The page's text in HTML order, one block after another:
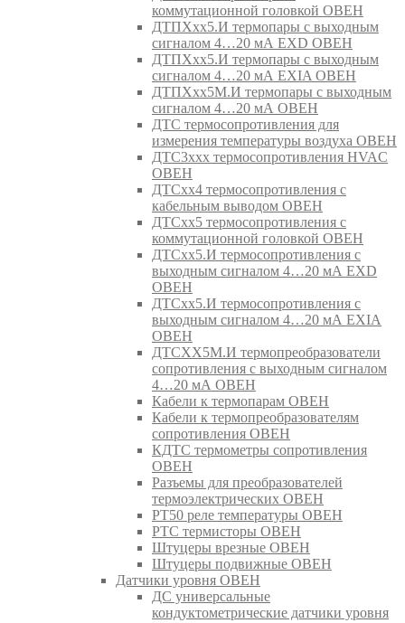
коммутационной головкой ОВЕН
ДТПХхх5.И термопары с выходным
сигналом 4…20 мА EXD ОВЕН
ДТПХхх5.И термопары с выходным
сигналом 4…20 мА EXIA ОВЕН
ДТПХхх5М.И термопары с выходным
сигналом 4…20 мА ОВЕН
ДТС термосопротивления для
измерения температуры воздуха ОВЕН
ДТС3ххх термосопротивления HVAC
ОВЕН
ДТСхх4 термосопротивления с
кабельным выводом ОВЕН
ДТСхх5 термосопротивления с
коммутационной головкой ОВЕН
ДТСхх5.И термосопротивления с
выходным сигналом 4…20 мА EXD
ОВЕН
ДТСхх5.И термосопротивления с
выходным сигналом 4…20 мА EXIA
ОВЕН
ДТСХХ5М.И термопреобразователи
сопротивления с выходным сигналом
4…20 мА ОВЕН
Кабели к термопарам ОВЕН
Кабели к термопреобразователям
сопротивления ОВЕН
КДТС термометры сопротивления
ОВЕН
Разъемы для преобразователей
термоэлектрических ОВЕН
РТ50 реле температуры ОВЕН
РТС термисторы ОВЕН
Штуцеры врезные ОВЕН
Штуцеры подвижные ОВЕН
Датчики уровня ОВЕН
ДС универсальные
кондуктометрические датчики уровня